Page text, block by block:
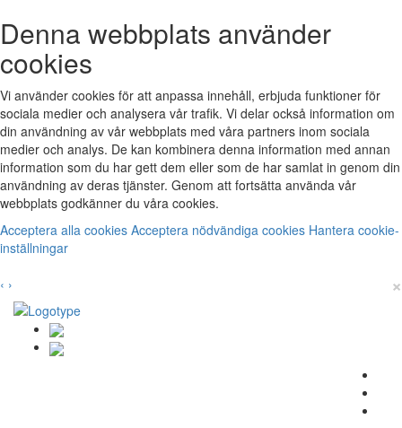
Denna webbplats använder
cookies
Vi använder cookies för att anpassa innehåll, erbjuda funktioner för
sociala medier och analysera vår trafik. Vi delar också information om
din användning av vår webbplats med våra partners inom sociala
medier och analys. De kan kombinera denna information med annan
information som du har gett dem eller som de har samlat in genom din
användning av deras tjänster. Genom att fortsätta använda vår
webbplats godkänner du våra cookies.
Acceptera alla cookies Acceptera nödvändiga cookies Hantera cookie-
inställningar
‹ › ×